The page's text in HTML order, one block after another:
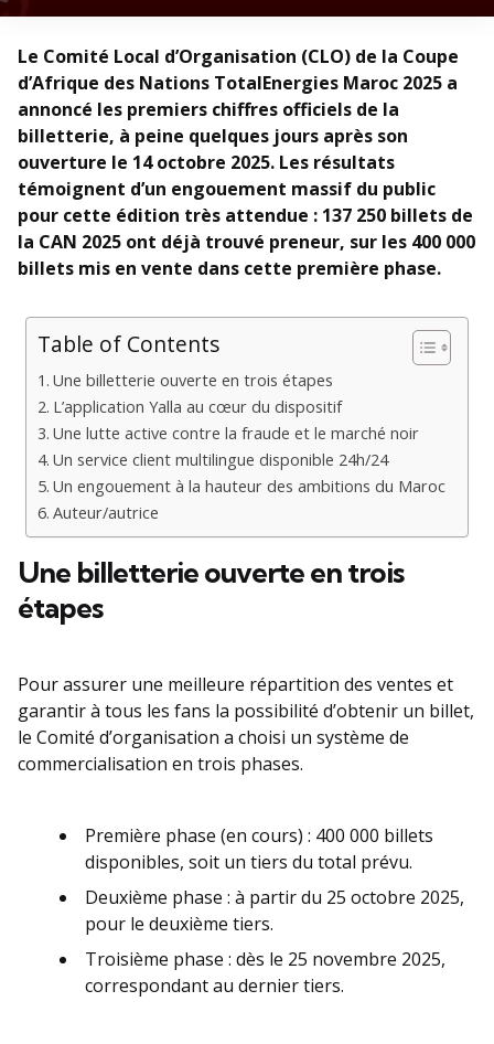
Le Comité Local d’Organisation (CLO) de la Coupe
d’Afrique des Nations TotalEnergies Maroc 2025 a
annoncé les premiers chiffres officiels de la
billetterie, à peine quelques jours après son
ouverture le 14 octobre 2025. Les résultats
témoignent d’un engouement massif du public
pour cette édition très attendue : 137 250 billets de
la CAN 2025 ont déjà trouvé preneur, sur les 400 000
billets mis en vente dans cette première phase.
Table of Contents
Une billetterie ouverte en trois étapes
L’application Yalla au cœur du dispositif
Une lutte active contre la fraude et le marché noir
Un service client multilingue disponible 24h/24
Un engouement à la hauteur des ambitions du Maroc
Auteur/autrice
Une billetterie ouverte en trois
étapes
Pour assurer une meilleure répartition des ventes et
garantir à tous les fans la possibilité d’obtenir un billet,
le Comité d’organisation a choisi un système de
commercialisation en trois phases.
Première phase (en cours) : 400 000 billets
disponibles, soit un tiers du total prévu.
Deuxième phase : à partir du 25 octobre 2025,
pour le deuxième tiers.
Troisième phase : dès le 25 novembre 2025,
correspondant au dernier tiers.